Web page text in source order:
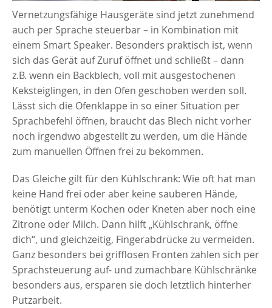
Vernetzungsfähige Hausgeräte sind jetzt zunehmend
auch per Sprache steuerbar – in Kombination mit
einem Smart Speaker. Besonders praktisch ist, wenn
sich das Gerät auf Zuruf öffnet und schließt – dann
z.B. wenn ein Backblech, voll mit ausgestochenen
Keksteiglingen, in den Ofen geschoben werden soll.
Lässt sich die Ofenklappe in so einer Situation per
Sprachbefehl öffnen, braucht das Blech nicht vorher
noch irgendwo abgestellt zu werden, um die Hände
zum manuellen Öffnen frei zu bekommen.
Das Gleiche gilt für den Kühlschrank: Wie oft hat man
keine Hand frei oder aber keine sauberen Hände,
benötigt unterm Kochen oder Kneten aber noch eine
Zitrone oder Milch. Dann hilft „Kühlschrank, öffne
dich“, und gleichzeitig, Fingerabdrücke zu vermeiden.
Ganz besonders bei grifflosen Fronten zahlen sich per
Sprachsteuerung auf- und zumachbare Kühlschränke
besonders aus, ersparen sie doch letztlich hinterher
Putzarbeit.